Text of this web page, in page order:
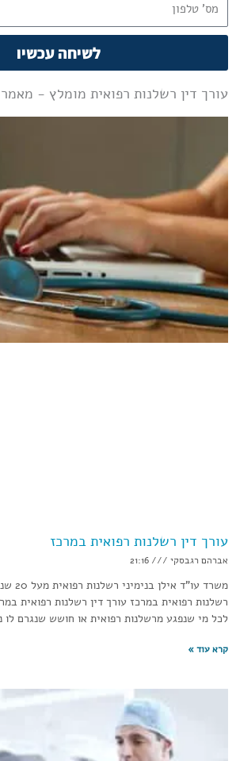
ל
לשיחה עכשיו
עורך דין רשלנות רפואית מומלץ -
עורך דין רשלנות רפואית במרכז
אברהם רגבסקי
משרד
רשלנות רפואית במרכז עורך דין רשלנות רפואית
לכל מי שנפגע מרשלנות רפואית או חושש שנגרם לו
קרא עוד »